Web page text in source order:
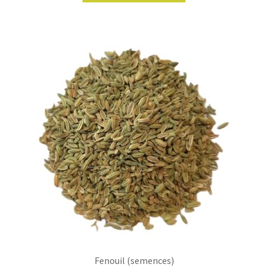
options
peuvent
être
choisies
sur
la
page
du
produit
Fenouil (semences)